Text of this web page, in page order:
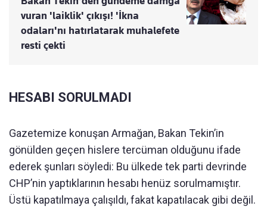
vuran 'laiklik' çıkışı! 'İkna
odaları'nı hatırlatarak muhalefete
resti çekti
HESABI SORULMADI
Gazetemize konuşan Armağan, Bakan Tekin’in
gönülden geçen hislere tercüman olduğunu ifade
ederek şunları söyledi: Bu ülkede tek parti devrinde
CHP’nin yaptıklarının hesabı henüz sorulmamıştır.
Üstü kapatılmaya çalışıldı, fakat kapatılacak gibi değil.